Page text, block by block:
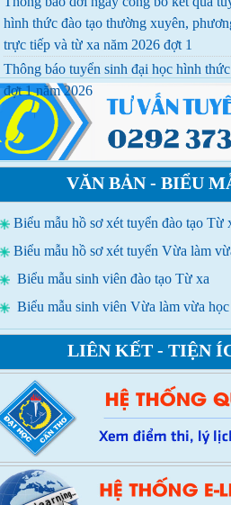
hình thức đào tạo thường xuyên,
trực tiếp và từ xa năm 2026 đợt 1
Thông báo tuyển sinh đại học hình
đợt 1 năm 2026
VĂN BẢN - BIỂU
Biểu mẫu hồ sơ xét tuyển đào tạo Từ
Biểu mẫu hồ sơ xét tuyển Vừa làm
Biểu mẫu sinh viên đào tạo Từ xa
Biểu mẫu sinh viên Vừa làm vừa học
LIÊN KẾT - TIỆN